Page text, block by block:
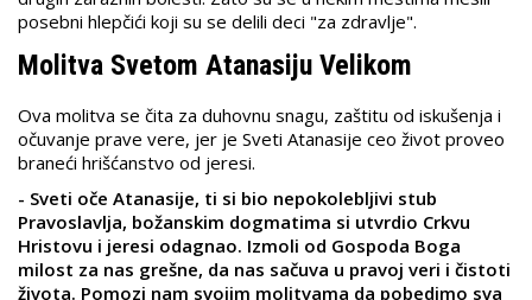
posebni hlepčići koji su se delili deci "za zdravlje".
Molitva Svetom Atanasiju Velikom
Ova molitva se čita za duhovnu snagu, zaštitu od iskušenja i
očuvanje prave vere, jer je Sveti Atanasije ceo život proveo
braneći hrišćanstvo od jeresi.
- Sveti oče Atanasije, ti si bio nepokolebljivi stub
Pravoslavlja, božanskim dogmatima si utvrdio Crkvu
Hristovu i jeresi odagnao. Izmoli od Gospoda Boga
milost za nas grešne, da nas sačuva u pravoj veri i čistoti
života. Pomozi nam svojim molitvama da pobedimo sva